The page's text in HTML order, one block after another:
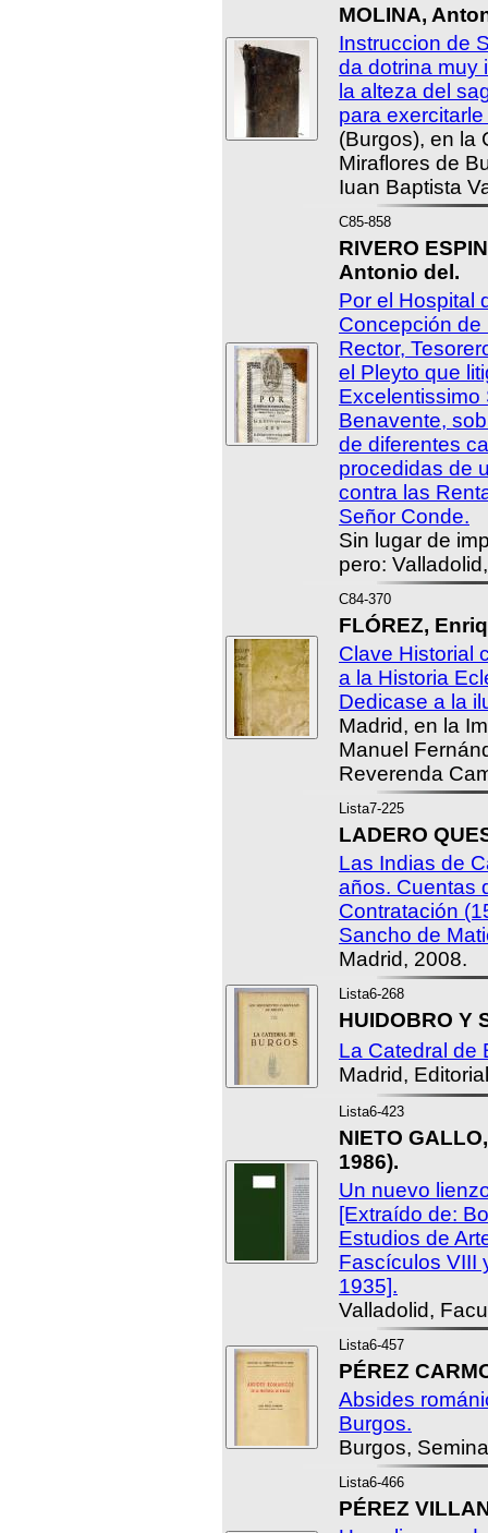
MOLINA,
Instruccion de
da dotrina muy
la alteza del
para
(Burgos), en la
Miraflores de
Iuan Baptista
C85-858
RIVERO
Antonio del.
Por el Hospital
Concepción de
Rector,
el Pleyto que
Excelentissimo
Benavente,
de diferentes
procedidas de
contra las
Señor Conde.
Sin lugar de
pero:
C84-370
FLÓREZ,
Clave Historial
a la Historia
Dedicase a la
Madrid, en la
Manuel
Reverenda
Lista7-225
LADERO
Las Indias de
años. Cuentas
Contratación
Sancho de
Madrid, 2008.
Lista6-268
HUIDOBRO Y
La Catedral de
Madrid,
Lista6-423
NIETO
1986).
Un nuevo
[Extraído de:
Estudios de
Fascículos VIII
1935].
Valladolid,
Lista6-457
PÉREZ
Absides
Burgos.
Burgos,
Lista6-466
PÉREZ